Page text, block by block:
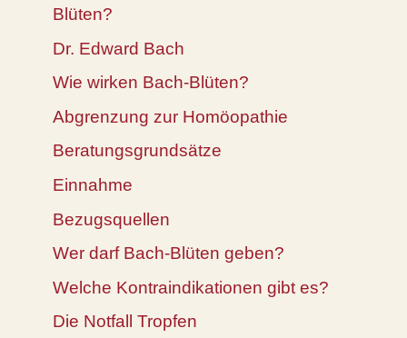
Blüten?
Dr. Edward Bach
Wie wirken Bach-Blüten?
Abgrenzung zur Homöopathie
Beratungsgrundsätze
Einnahme
Bezugsquellen
Wer darf Bach-Blüten geben?
Welche Kontraindikationen gibt es?
Die Notfall Tropfen